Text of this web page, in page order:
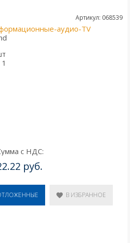
Артикул: 068539
аудио-TV
1
с НДС:
руб.
В ИЗБРАННОЕ